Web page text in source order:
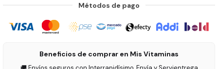
Métodos de pago
Beneficios de comprar en Mis Vitaminas